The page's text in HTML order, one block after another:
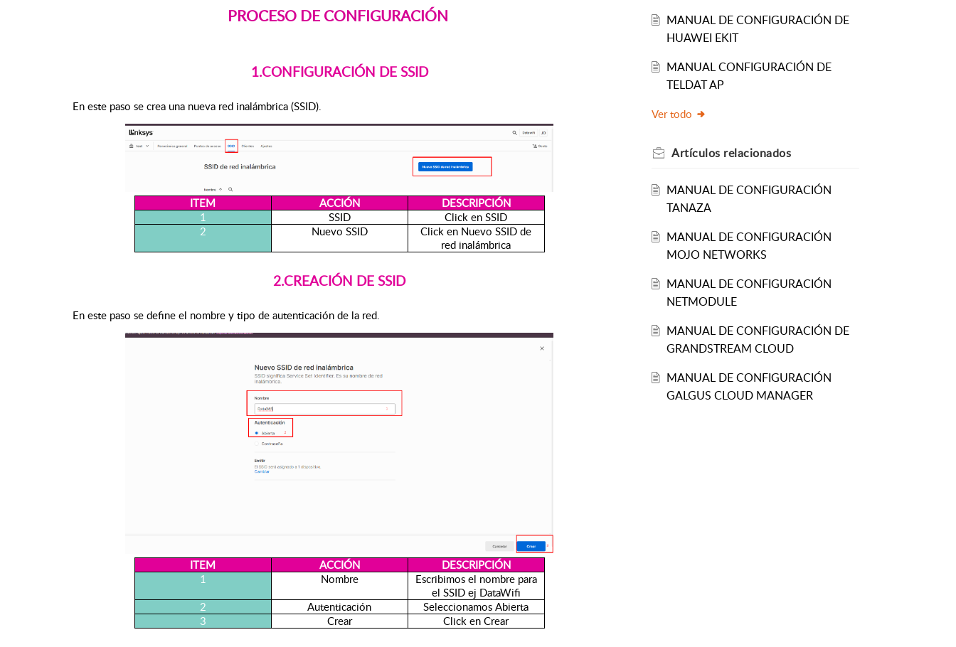
PROCESO DE CONFIGURACIÓN
1.CONFIGURACIÓN DE SSID
En este paso se crea una nueva red inalámbrica (SSID).
ITEM ACCIÓN
DESCRIPCIÓN
1
SSID
Click en SSID
2
Nuevo SSID
Click en Nuevo SSID de
red inalámbrica
2.CREACIÓN DE SSID
En este paso se define el nombre y tipo de autenticación de la red.
ITEM ACCIÓN
DESCRIPCIÓN
1
Nombre
Escribimos el nombre para
el SSID ej DataWifi
2
Autenticación
Seleccionamos Abierta
3
Crear Click en Crear
MANUAL DE CONFIGURACIÓN DE
HUAWEI EKIT
MANUAL CONFIGURACIÓN DE
TELDAT AP
Ver todo
Artículos relacionados
MANUAL DE CONFIGURACIÓN
TANAZA
MANUAL DE CONFIGURACIÓN
MOJO NETWORKS
MANUAL DE CONFIGURACIÓN
NETMODULE
MANUAL DE CONFIGURACIÓN DE
GRANDSTREAM CLOUD
MANUAL DE CONFIGURACIÓN
GALGUS CLOUD MANAGER